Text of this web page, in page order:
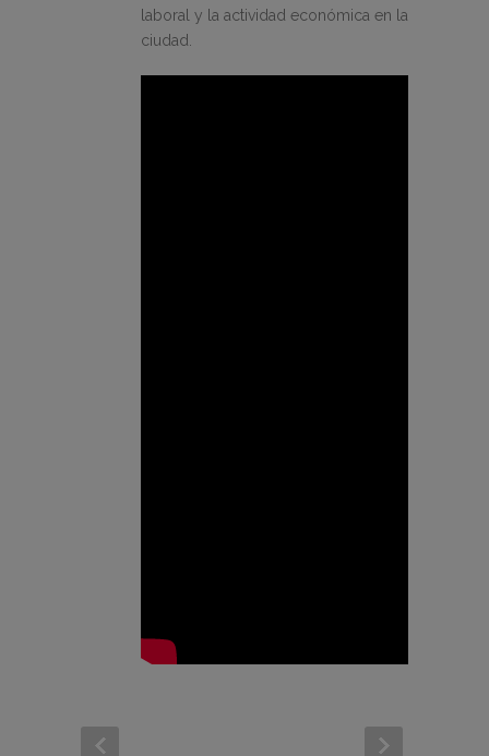
laboral y la actividad económica en la
ciudad.